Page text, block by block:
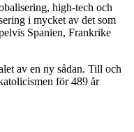
high-tech och
i mycket av det som
Spanien, Frankrike
av en ny sådan. Till och
för 489 år